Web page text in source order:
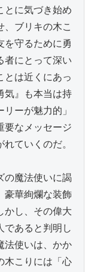
とに気づき始め
、ブリキの木こ
を守るために勇
者にとって深い
とは近くにあっ
気』も本当は持
ーが魅力的」
要なメッセージ
ていくのだ。
の魔法使いに謁
豪華絢爛な装飾
かし、その偉大
であると判明し
法使いは、かか
木こりには「心